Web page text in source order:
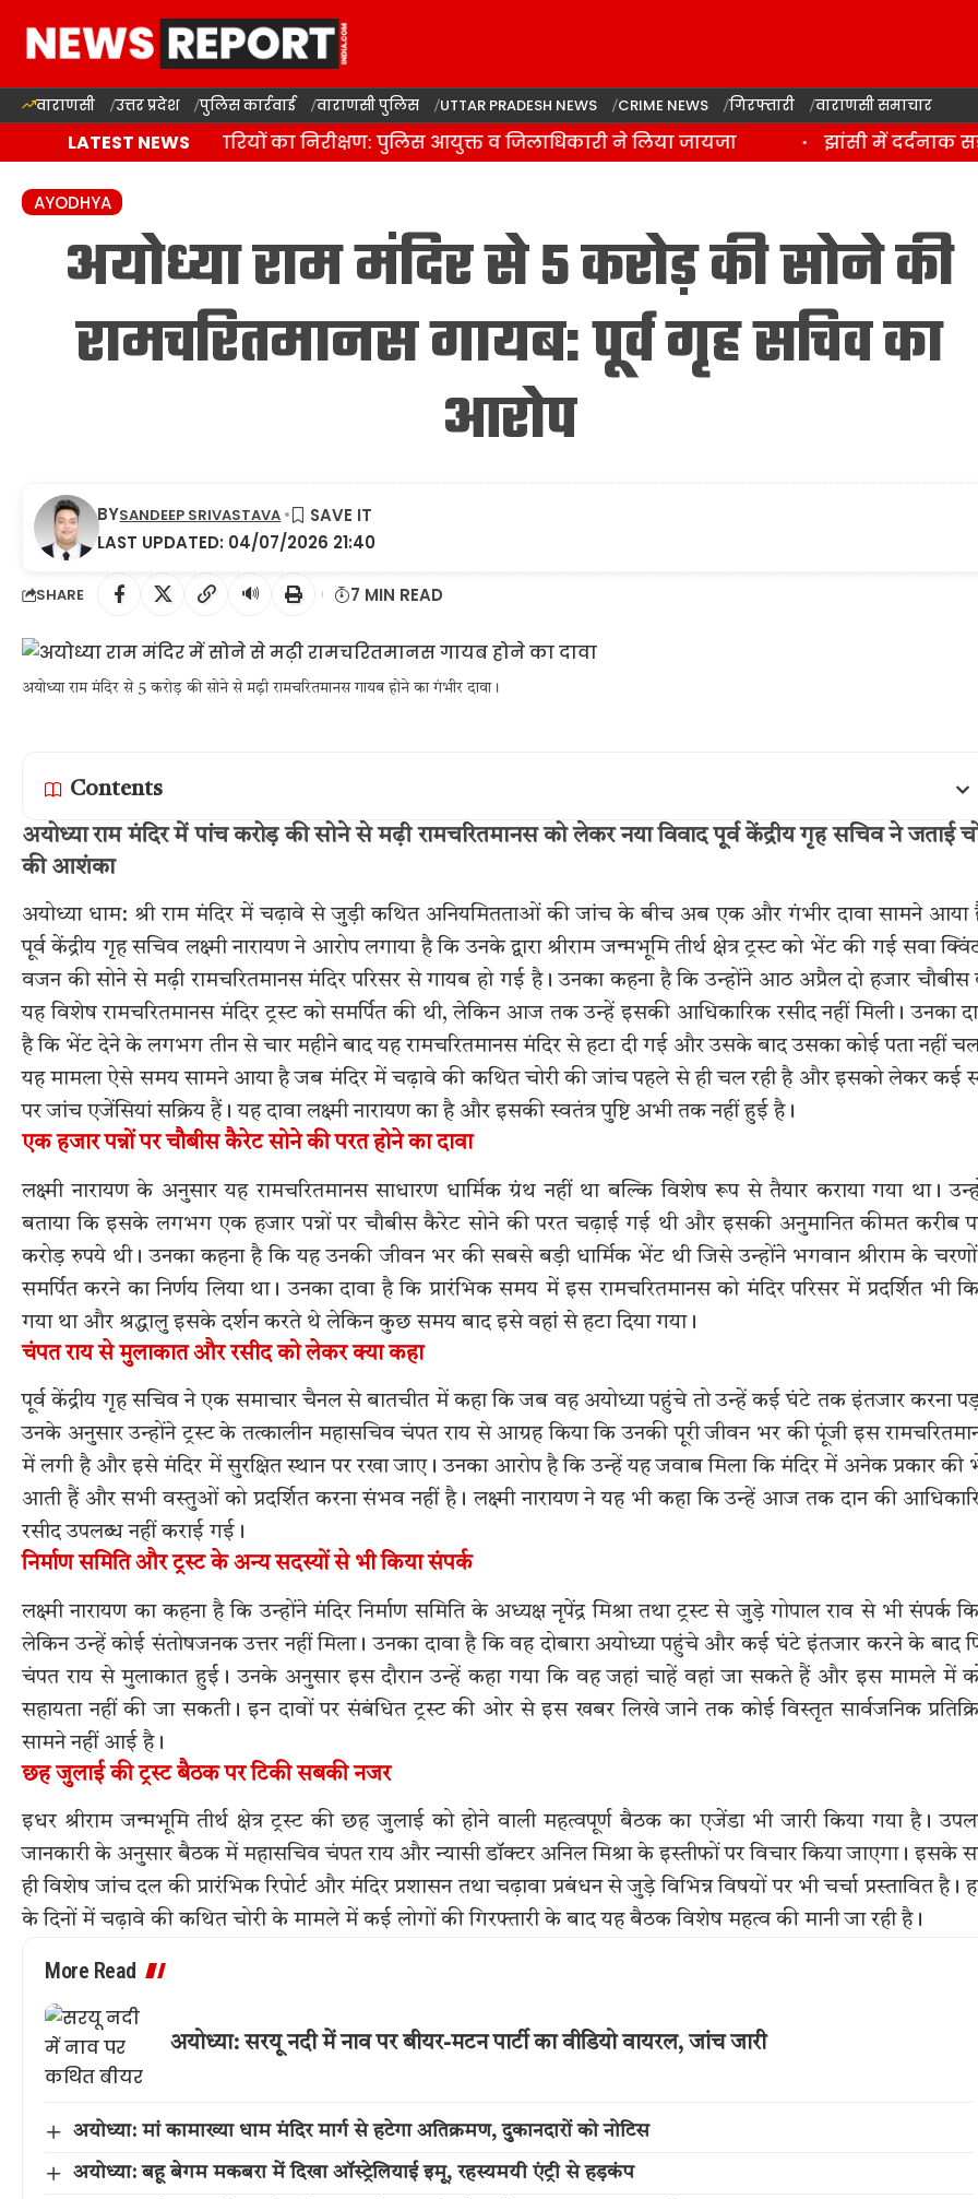
वाराणसी उत्तर प्रदेश पुलिस कार्रवाई वाराणसी पुलिस UTTAR PRADESH NEWS CRIME NEWS गिरफ्तारी वाराणसी समाचार
LATEST NEWS
में कांवड़ यात्रा की तैयारियों का निरीक्षण: पुलिस आयुक्त व जिलाधिकारी ने लिया जायजा झांसी में दर्दनाक
AYODHYA
अयोध्या राम मंदिर से 5 करोड़ की सोने की
रामचरितमानस गायब: पूर्व गृह सचिव का
आरोप
LAST UPDATED: 04/07/2026 21:40
BYSANDEEP SRIVASTAVA
SHARE 🔊 7 MIN READ
अयोध्या राम मंदिर से 5 करोड़ की सोने से मढ़ी रामचरितमानस गायब होने का गंभीर दावा।
Contents
अयोध्या राम मंदिर में पांच करोड़ की सोने से मढ़ी रामचरितमानस को लेकर नया विवाद पूर्व केंद्रीय गृह सचिव ने जताई
की आशंका
अयोध्या धाम: श्री राम मंदिर में चढ़ावे से जुड़ी कथित अनियमितताओं की जांच के बीच अब एक और गंभीर दावा सामने आया
पूर्व केंद्रीय गृह सचिव लक्ष्मी नारायण ने आरोप लगाया है कि उनके द्वारा श्रीराम जन्मभूमि तीर्थ क्षेत्र ट्रस्ट को भेंट की गई सवा
वजन की सोने से मढ़ी रामचरितमानस मंदिर परिसर से गायब हो गई है। उनका कहना है कि उन्होंने आठ अप्रैल दो हजार चौबीस
यह विशेष रामचरितमानस मंदिर ट्रस्ट को समर्पित की थी, लेकिन आज तक उन्हें इसकी आधिकारिक रसीद नहीं मिली। उनका
है कि भेंट देने के लगभग तीन से चार महीने बाद यह रामचरितमानस मंदिर से हटा दी गई और उसके बाद उसका कोई पता नहीं
यह मामला ऐसे समय सामने आया है जब मंदिर में चढ़ावे की कथित चोरी की जांच पहले से ही चल रही है और इसको लेकर कई
पर जांच एजेंसियां सक्रिय हैं। यह दावा लक्ष्मी नारायण का है और इसकी स्वतंत्र पुष्टि अभी तक नहीं हुई है।
एक हजार पन्नों पर चौबीस कैरेट सोने की परत होने का दावा
लक्ष्मी नारायण के अनुसार यह रामचरितमानस साधारण धार्मिक ग्रंथ नहीं था बल्कि विशेष रूप से तैयार कराया गया था।
बताया कि इसके लगभग एक हजार पन्नों पर चौबीस कैरेट सोने की परत चढ़ाई गई थी और इसकी अनुमानित कीमत करीब
करोड़ रुपये थी। उनका कहना है कि यह उनकी जीवन भर की सबसे बड़ी धार्मिक भेंट थी जिसे उन्होंने भगवान श्रीराम के
समर्पित करने का निर्णय लिया था। उनका दावा है कि प्रारंभिक समय में इस रामचरितमानस को मंदिर परिसर में प्रदर्शित भी
गया था और श्रद्धालु इसके दर्शन करते थे लेकिन कुछ समय बाद इसे वहां से हटा दिया गया।
चंपत राय से मुलाकात और रसीद को लेकर क्या कहा
पूर्व केंद्रीय गृह सचिव ने एक समाचार चैनल से बातचीत में कहा कि जब वह अयोध्या पहुंचे तो उन्हें कई घंटे तक इंतजार करना
उनके अनुसार उन्होंने ट्रस्ट के तत्कालीन महासचिव चंपत राय से आग्रह किया कि उनकी पूरी जीवन भर की पूंजी इस
में लगी है और इसे मंदिर में सुरक्षित स्थान पर रखा जाए। उनका आरोप है कि उन्हें यह जवाब मिला कि मंदिर में अनेक प्रकार की
आती हैं और सभी वस्तुओं को प्रदर्शित करना संभव नहीं है। लक्ष्मी नारायण ने यह भी कहा कि उन्हें आज तक दान की
रसीद उपलब्ध नहीं कराई गई।
निर्माण समिति और ट्रस्ट के अन्य सदस्यों से भी किया संपर्क
लक्ष्मी नारायण का कहना है कि उन्होंने मंदिर निर्माण समिति के अध्यक्ष नृपेंद्र मिश्रा तथा ट्रस्ट से जुड़े गोपाल राव से भी संपर्क
लेकिन उन्हें कोई संतोषजनक उत्तर नहीं मिला। उनका दावा है कि वह दोबारा अयोध्या पहुंचे और कई घंटे इंतजार करने के बाद
चंपत राय से मुलाकात हुई। उनके अनुसार इस दौरान उन्हें कहा गया कि वह जहां चाहें वहां जा सकते हैं और इस मामले में
सहायता नहीं की जा सकती। इन दावों पर संबंधित ट्रस्ट की ओर से इस खबर लिखे जाने तक कोई विस्तृत सार्वजनिक
सामने नहीं आई है।
छह जुलाई की ट्रस्ट बैठक पर टिकी सबकी नजर
इधर श्रीराम जन्मभूमि तीर्थ क्षेत्र ट्रस्ट की छह जुलाई को होने वाली महत्वपूर्ण बैठक का एजेंडा भी जारी किया गया है।
जानकारी के अनुसार बैठक में महासचिव चंपत राय और न्यासी डॉक्टर अनिल मिश्रा के इस्तीफों पर विचार किया जाएगा। इसके
ही विशेष जांच दल की प्रारंभिक रिपोर्ट और मंदिर प्रशासन तथा चढ़ावा प्रबंधन से जुड़े विभिन्न विषयों पर भी चर्चा प्रस्तावित है।
के दिनों में चढ़ावे की कथित चोरी के मामले में कई लोगों की गिरफ्तारी के बाद यह बैठक विशेष महत्व की मानी जा रही है।
More Read
अयोध्या: सरयू नदी में नाव पर बीयर-मटन पार्टी का वीडियो वायरल, जांच जारी
अयोध्या: मां कामाख्या धाम मंदिर मार्ग से हटेगा अतिक्रमण, दुकानदारों को नोटिस
अयोध्या: बहू बेगम मकबरा में दिखा ऑस्ट्रेलियाई इमू, रहस्यमयी एंट्री से हड़कंप